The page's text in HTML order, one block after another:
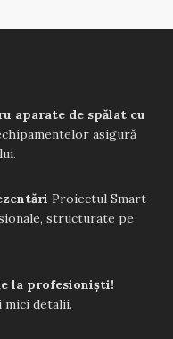
aparate de spălat cu
asigură
Proiectul Smart
structurate pe
la profesioniști!
mici detalii.